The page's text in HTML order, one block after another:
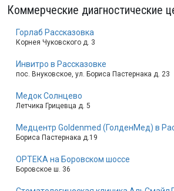
Коммерческие диагностические
Горлаб Рассказовка
Корнея Чуковского д. 3
Инвитро в Рассказовке
пос. Внуковское, ул. Бориса Пастернака д. 23
Медок Солнцево
Летчика Грицевца д. 5
Медцентр Goldenmed (ГолденМед) в
Бориса Пастернака д.19
ОРТЕКА на Боровском шоссе
Боровское ш. 36